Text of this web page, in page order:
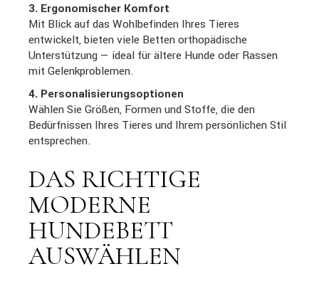
3. Ergonomischer Komfort
Mit Blick auf das Wohlbefinden Ihres Tieres
entwickelt, bieten viele Betten orthopädische
Unterstützung — ideal für ältere Hunde oder Rassen
mit Gelenkproblemen.
4. Personalisierungsoptionen
Wählen Sie Größen, Formen und Stoffe, die den
Bedürfnissen Ihres Tieres und Ihrem persönlichen Stil
entsprechen.
DAS RICHTIGE
MODERNE
HUNDEBETT
AUSWÄHLEN